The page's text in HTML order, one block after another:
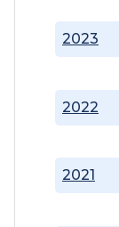
2021
2022
2023